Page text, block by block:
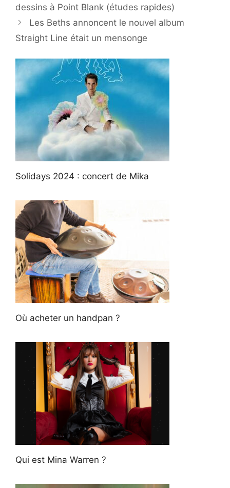
dessins à Point Blank (études rapides)
Les Beths annoncent le nouvel album
Straight Line était un mensonge
Solidays 2024 : concert de Mika
Où acheter un handpan ?
Qui est Mina Warren ?